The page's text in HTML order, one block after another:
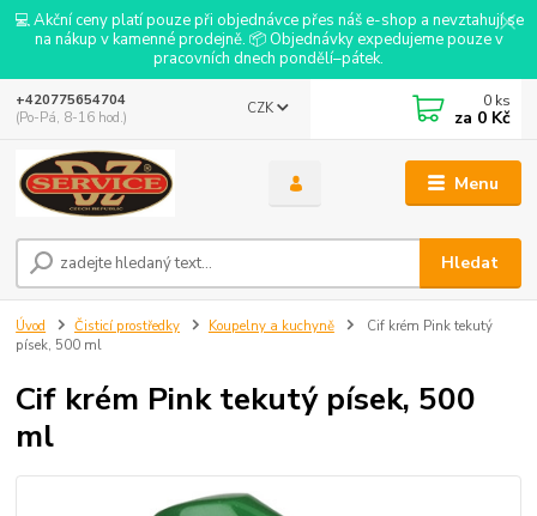
💻 Akční ceny platí pouze při objednávce přes náš e-shop a nevztahují se
na nákup v kamenné prodejně. 📦 Objednávky expedujeme pouze v
pracovních dnech pondělí–pátek.
Menu
CZK
Hledat
+420775654704
(Po-Pá, 8-16 hod.)
0 ks
za 0 Kč
Úvod Čisticí prostředky Koupelny a kuchyně
Cif krém Pink tekutý
písek, 500 ml
Cif krém Pink tekutý písek, 500
ml